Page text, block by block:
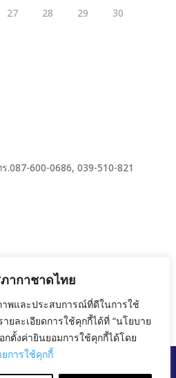
ากาชาดไทย
าพและประสบการณ์ที่ดีในการใช้
ยละเอียดการใช้คุกกี้ได้ที่ “นโยบาย
กตั้งค่ายินยอมการใช้คุกกี้ได้โดย
การใช้คุกกี้
27 28 29
30
600-0686, 039-510-821
ณย์สภากาชาดไทย เขาล้าน
กาชาดไทย เขาล้าน